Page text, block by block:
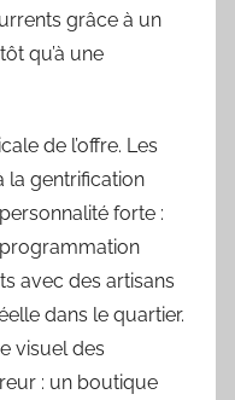
grâce à un
qu’à une
de l’offre. Les
la gentrification
forte :
avec des artisans
dans le quartier.
visuel des
: un boutique